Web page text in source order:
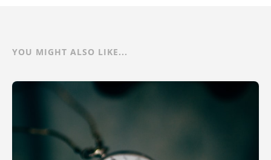
YOU MIGHT ALSO LIKE...